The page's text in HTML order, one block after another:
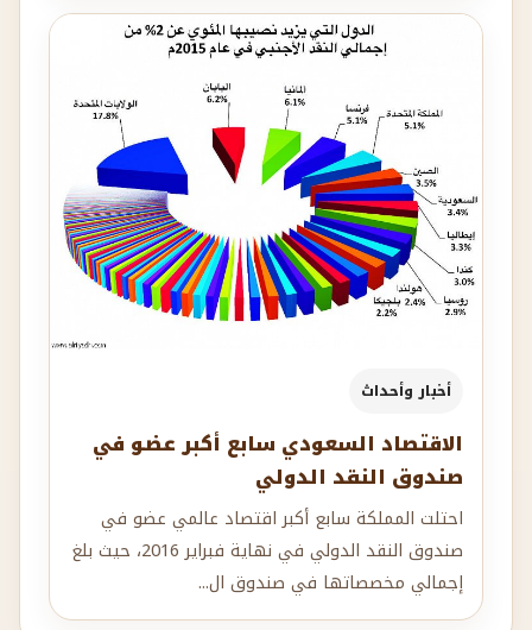
أخبار وأحداث
الاقتصاد السعودي سابع أكبر عضو في
صندوق النقد الدولي
احتلت المملكة سابع أكبر اقتصاد عالمي عضو في
صندوق النقد الدولي في نهاية فبراير 2016، حيث بلغ
إجمالي مخصصاتها في صندوق ال...